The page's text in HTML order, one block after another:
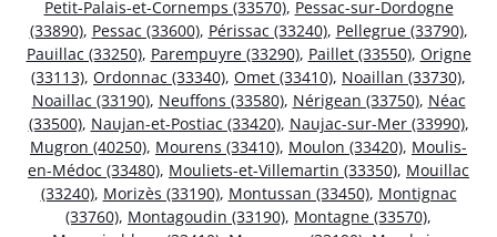
Petit-Palais-et-Cornemps (33570), Pessac-sur-Dordogne
(33890), Pessac (33600), Périssac (33240), Pellegrue (33790),
Pauillac (33250), Parempuyre (33290), Paillet (33550), Origne
(33113), Ordonnac (33340), Omet (33410), Noaillan (33730),
Noaillac (33190), Neuffons (33580), Nérigean (33750), Néac
(33500), Naujan-et-Postiac (33420), Naujac-sur-Mer (33990),
Mugron (40250), Mourens (33410), Moulon (33420), Moulis-
en-Médoc (33480), Mouliets-et-Villemartin (33350), Mouillac
(33240), Morizès (33190), Montussan (33450), Montignac
(33760), Montagoudin (33190), Montagne (33570),